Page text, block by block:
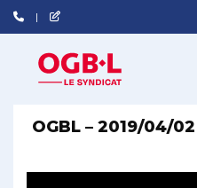
OGBL – 2019/04/